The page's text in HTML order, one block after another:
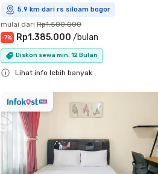
5.9 km dari rs siloam bogor
mulai dari Rp1.500.000
-7% Rp1.385.000 /bulan
Diskon sewa min. 12 Bulan
Lihat info lebih banyak